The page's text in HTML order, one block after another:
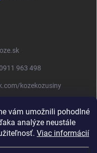
vám umožnili pohodlné
analýze neustále
Viac informácií
963 498
kozekozusiny